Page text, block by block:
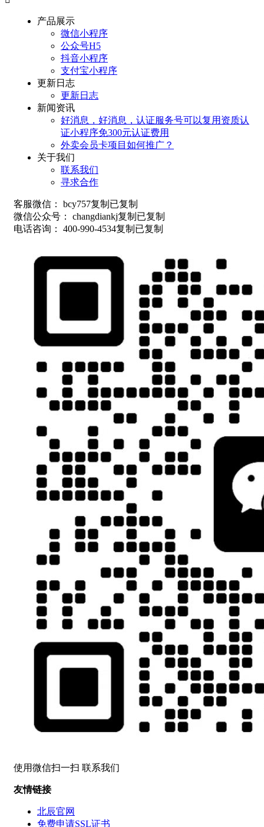
产品展示
微信小程序
公众号H5
抖音小程序
支付宝小程序
更新日志
更新日志
新闻资讯
好消息，好消息，认证服务号可以复用资质认
证小程序免300元认证费用
外卖会员卡项目如何推广？
关于我们
联系我们
寻求合作
客服微信： bcy757复制 已复制
微信公众号： changdiankj复制 已复制
电话咨询： 400-990-4534复制 已复制
使用微信扫一扫 联系我们
友情链接
北辰官网
免费申请SSL证书